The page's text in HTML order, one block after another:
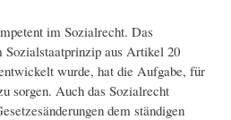
im Sozialrecht. Das
Sozialstaatprinzip aus Artikel 20
wurde, hat die Aufgabe, für
sorgen. Auch das Sozialrecht
dem ständigen